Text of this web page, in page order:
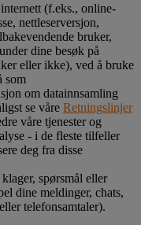
(f.eks., online-
nettleserversjon,
bruker,
dine besøk på
eller ikke), ved å bruke
som
om datainnsamling
se våre Retningslinjer
våre tjenester og
- i de fleste tilfeller
deg fra disse
spørsmål eller
dine meldinger, chats,
telefonsamtaler).